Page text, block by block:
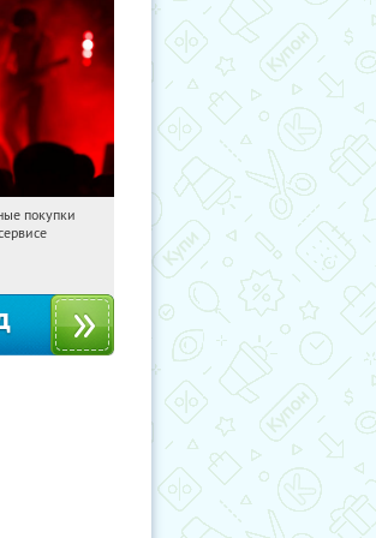
Получили:
покупки